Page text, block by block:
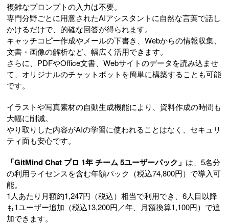
複雑なプロンプトの入力は不要。
専門分野ごとに用意されたAIアシスタントに自然な言葉で話し
かけるだけで、的確な回答が得られます。
キャッチコピー作成やメールの下書き、Webからの情報収集、
文書・画像の解析など、幅広く活用できます。
さらに、PDFやOffice文書、Webサイトのデータを読み込ませ
て、オリジナルのチャットボットを簡単に構築することも可能
です。
イラストや写真素材の自動生成機能により、資料作成の時間も
大幅に削減。
やり取りした内容がAIの学習に使われることはなく、セキュリ
ティ面も安心です。
「GitMind Chat プロ 1年 チーム 5ユーザーパック」 は、5名分
の利用ライセンスを含む年額パック（税込74,800円）で導入可
能。
1人あたり月額約1,247円（税込）相当で利用でき、6人目以降
も1ユーザー追加（税込13,200円／年、月額換算1,100円）で追
加できます。